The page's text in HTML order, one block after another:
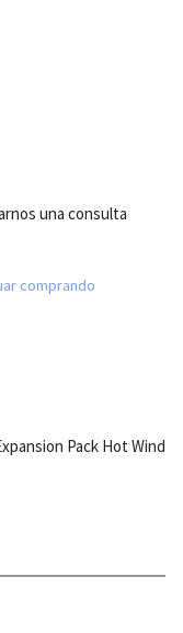
una consulta
comprando
Pack Hot Wind